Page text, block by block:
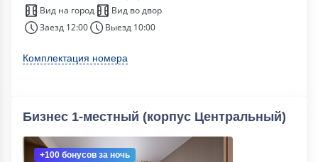
Вид на город
Вид во двор
Заезд 12:00
Выезд 10:00
Комплектация номера
Бизнес 1-местный (корпус Центральный)
+100 бонусов за ночь